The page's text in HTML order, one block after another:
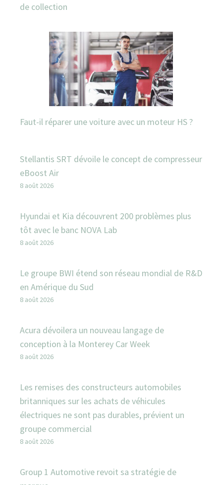
de collection
Faut-il réparer une voiture avec un moteur HS ?
Stellantis SRT dévoile le concept de compresseur
eBoost Air
8 août 2026
Hyundai et Kia découvrent 200 problèmes plus
tôt avec le banc NOVA Lab
8 août 2026
Le groupe BWI étend son réseau mondial de R&D
en Amérique du Sud
8 août 2026
Acura dévoilera un nouveau langage de
conception à la Monterey Car Week
8 août 2026
Les remises des constructeurs automobiles
britanniques sur les achats de véhicules
électriques ne sont pas durables, prévient un
groupe commercial
8 août 2026
Group 1 Automotive revoit sa stratégie de